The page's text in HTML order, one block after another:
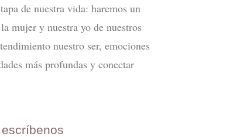
de nuestra vida: haremos un
mujer y nuestra yo de nuestros
nuestro ser, emociones
más profundas y conectar